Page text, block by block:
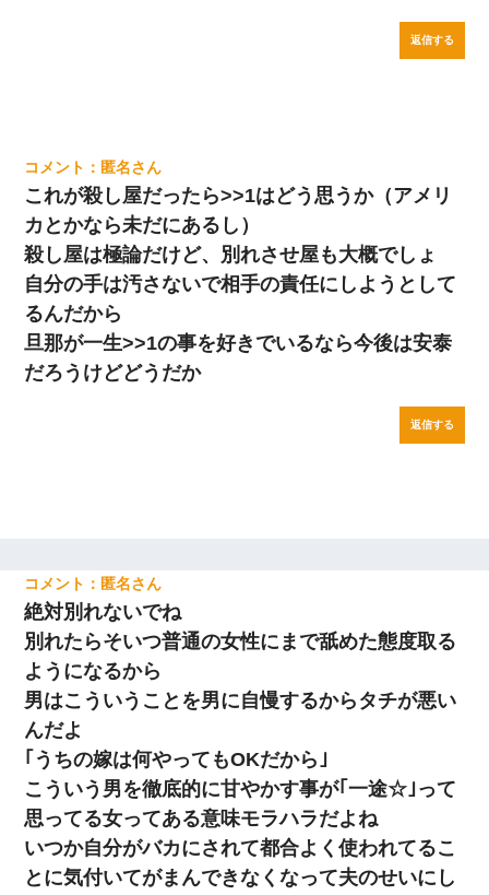
返信する
匿名
これが殺し屋だったら>>1はどう思うか（アメリ
カとかなら未だにあるし）
殺し屋は極論だけど、別れさせ屋も大概でしょ
自分の手は汚さないで相手の責任にしようとして
るんだから
旦那が一生>>1の事を好きでいるなら今後は安泰
だろうけどどうだか
返信する
匿名
絶対別れないでね
別れたらそいつ普通の女性にまで舐めた態度取る
ようになるから
男はこういうことを男に自慢するからタチが悪い
んだよ
｢うちの嫁は何やってもOKだから｣
こういう男を徹底的に甘やかす事が｢一途☆｣って
思ってる女ってある意味モラハラだよね
いつか自分がバカにされて都合よく使われてるこ
とに気付いてがまんできなくなって夫のせいにし